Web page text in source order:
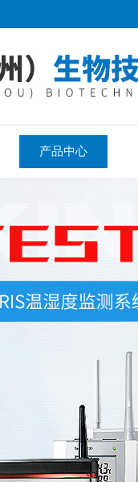
产品中心